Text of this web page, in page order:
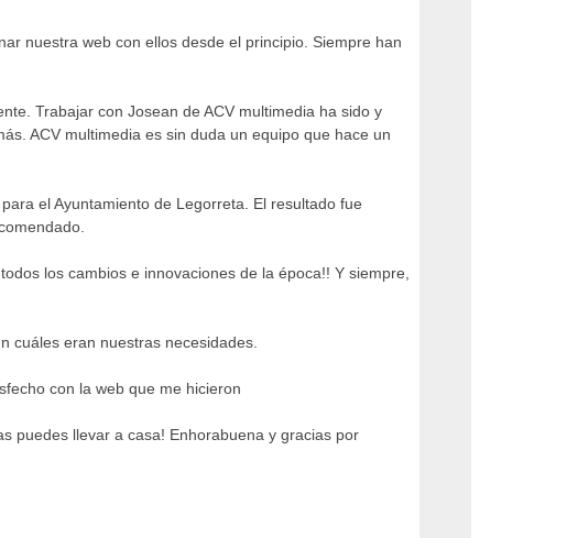
nuestra web con ellos desde el principio. Siempre han
Trabajar con Josean de ACV multimedia ha sido y
ACV multimedia es sin duda un equipo que hace un
el Ayuntamiento de Legorreta. El resultado fue
los cambios e innovaciones de la época!! Y siempre,
cuáles eran nuestras necesidades.
con la web que me hicieron
puedes llevar a casa! Enhorabuena y gracias por